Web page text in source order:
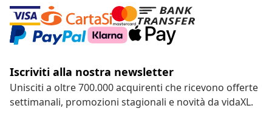
Iscriviti alla nostra newsletter
Unisciti a oltre 700.000 acquirenti che ricevono offerte
settimanali, promozioni stagionali e novità da vidaXL.